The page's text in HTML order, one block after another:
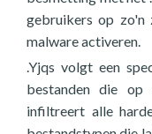
gebruikers op zo'n
malware activeren.
.Yjqs volgt een
bestanden die op
infiltreert alle